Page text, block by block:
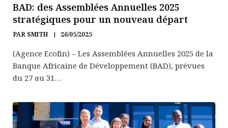
BAD: des Assemblées Annuelles 2025
stratégiques pour un nouveau départ
PAR SMITH 26/05/2025
(Agence Ecofin) – Les Assemblées Annuelles 2025 de la
Banque Africaine de Développement (BAD), prévues
du 27 au 31…